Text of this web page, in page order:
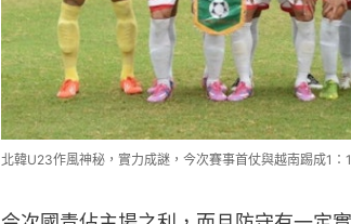
北韓U23作風神秘，實力成謎，今次賽事首仗與越南踢成1：